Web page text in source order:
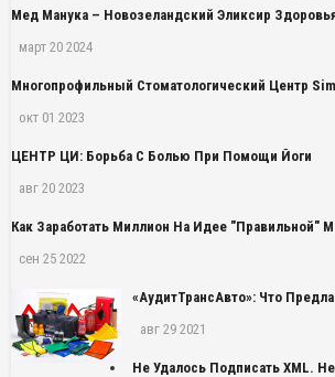
Мед Манука – Новозеландский Эликсир
март 20 2024
Многопрофильный Стоматологический Центр
окт 01 2023
ЦЕНТР ЦИ: Борьба С Болью При Помощи Йоги
авг 20 2023
Как Заработать Миллион На Идее "правильной"
сен 25 2022
«АудитТрансАвто»: Что
авг 29 2021
Не Удалось Подписать XML.